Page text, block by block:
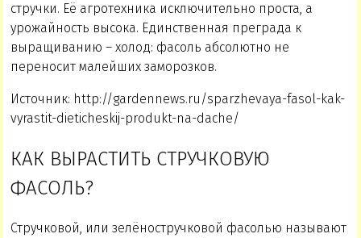
стручки. Её агротехника исключительно проста, а
урожайность высока. Единственная преграда к
выращиванию – холод: фасоль абсолютно не
переносит малейших заморозков.
Источник: http://gardennews.ru/sparzhevaya-fasol-kak-
vyrastit-dieticheskij-produkt-na-dache/
КАК ВЫРАСТИТЬ СТРУЧКОВУЮ
ФАСОЛЬ?
Стручковой, или зелёностручковой фасолью называют